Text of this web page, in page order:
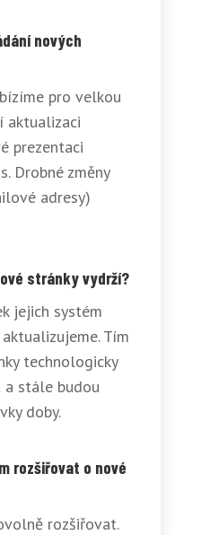
nových
pro velkou
aktualizaci
prezentaci
Drobné změny
adresy)
stránky vydrží?
jejich systém
Tím
technologicky
a stále budou
doby.
rozšiřovat o nové
rozšiřovat.